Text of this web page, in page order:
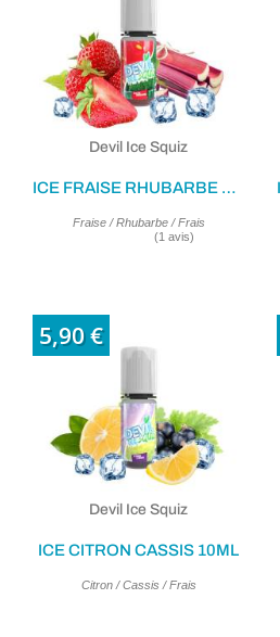
Devil Ice Squiz
ICE FRAISE RHUBARBE 10ML
Fraise / Rhubarbe / Frais
5,90 €
Devil Ice Squiz
ICE CITRON CASSIS 10ML
Citron / Cassis / Frais